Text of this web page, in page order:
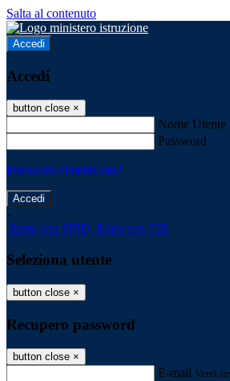
Salta al contenuto
Accedi
Accedi
button close ×
Nome Utente
Password
Password dimenticata?
-
Entra con SPID Entra con CIE
Seleziona utente
button close ×
Recupero password
button close ×
E-mail Verrà